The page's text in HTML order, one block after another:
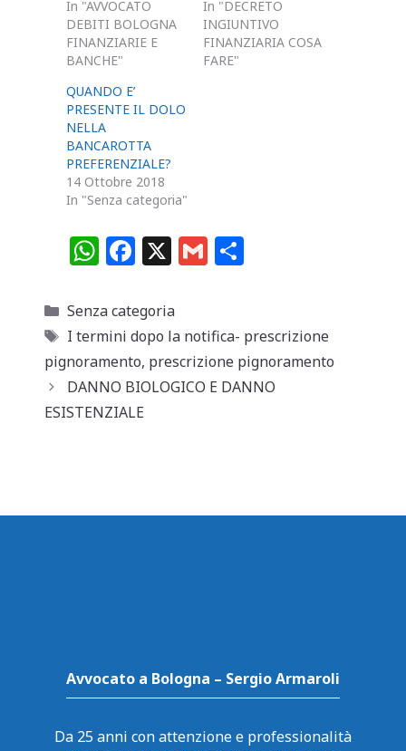
In "AVVOCATO
DEBITI BOLOGNA
FINANZIARIE E
BANCHE"
In "DECRETO
INGIUNTIVO
FINANZIARIA COSA
FARE"
QUANDO E’
PRESENTE IL DOLO
NELLA
BANCAROTTA
PREFERENZIALE?
14 Ottobre 2018
In "Senza categoria"
W
at
s
A
p
p
F
c
e
b
o
o
X G
l di
vi
di
Categorie
Senza categoria
Tag
I termini dopo la notifica- prescrizione
pignoramento, prescrizione pignoramento
DANNO BIOLOGICO E DANNO
ESISTENZIALE
Avvocato a Bologna – Sergio Armaroli
Da 25 anni con attenzione e professionalità